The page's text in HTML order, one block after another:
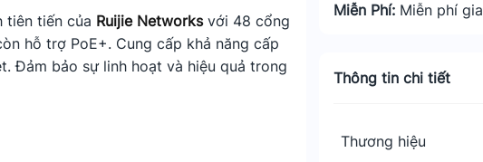
tiên tiến của Ruijie Networksvới 48 cổng
hỗ trợ PoE+. Cung cấp khả năng cấp
Đảm bảo sự linh hoạt và hiệu quả trong
Miễn Phí: Miễn phí
Thông tin chi tiết
Thương hiệu